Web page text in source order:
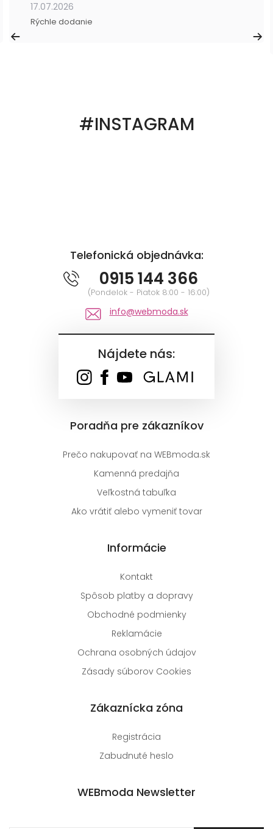
17.07.2026
Rýchle dodanie
#INSTAGRAM
Telefonická objednávka:
0915 144 366
(Pondelok - Piatok 8:00 - 16:00)
info@webmoda.sk
Nájdete nás:
Poradňa pre zákazníkov
Prečo nakupovať na WEBmoda.sk
Kamenná predajňa
Veľkostná tabuľka
Ako vrátiť alebo vymeniť tovar
Informácie
Kontakt
Spôsob platby a dopravy
Obchodné podmienky
Reklamácie
Ochrana osobných údajov
Zásady súborov Cookies
Zákaznícka zóna
Registrácia
Zabudnuté heslo
WEBmoda Newsletter